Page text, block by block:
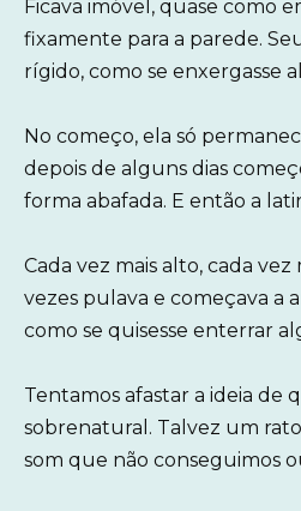
Ficava imóvel, quase como
fixamente para a parede.
rígido, como se enxergasse
No começo, ela só
depois de alguns dias
forma abafada. E então a
Cada vez mais alto, cada
vezes pulava e começava a
como se quisesse enterrar
Tentamos afastar a ideia de
sobrenatural. Talvez um
som que não conseguimos